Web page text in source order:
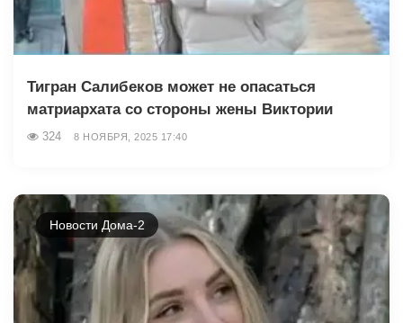
Тигран Салибеков может не опасаться
матриархата со стороны жены Виктории
324 8 НОЯБРЯ, 2025 17:40
Новости Дома-2